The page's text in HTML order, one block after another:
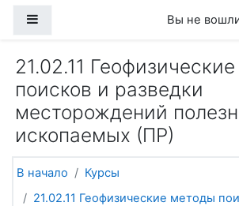
Вы не
21.02.11
поисков и разведки
месторождений
ископаемых (ПР)
В начало
Курсы
21.02.11 Геофизические методы